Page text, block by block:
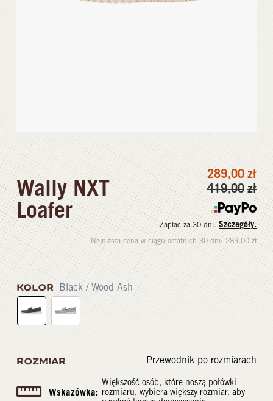
Wally NXT
Loafer
289,00 zł
419,00 zł
Zapłać za 30 dni.Szczegóły.
Najniższa cena w ciągu ostatnich 30 dni: 289,00 zł
KOLOR Black / Wood Ash
ROZMIAR Przewodnik po rozmiarach
Wskazówka:
Większość osób, które noszą połówki
rozmiaru, wybiera większy rozmiar, aby